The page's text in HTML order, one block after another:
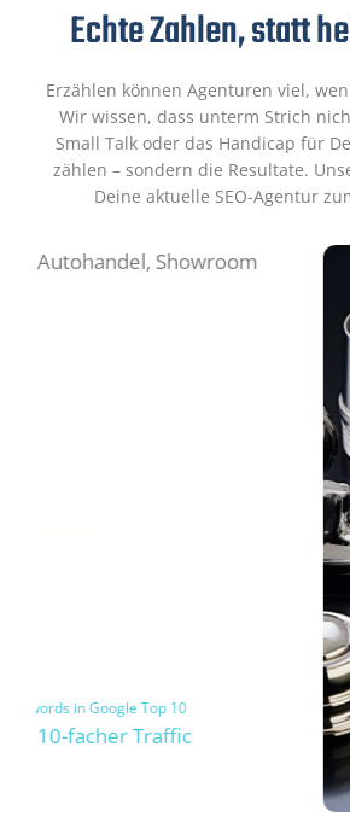
Echte Zahlen, statt
Erzählen können Agenturen viel,
Wir wissen, dass unterm Strich
Small Talk oder das Handicap für
zählen – sondern die Resultate.
Deine aktuelle SEO-Agentur
Zielkeyword in 6 Monaten auf
16-facher organischer